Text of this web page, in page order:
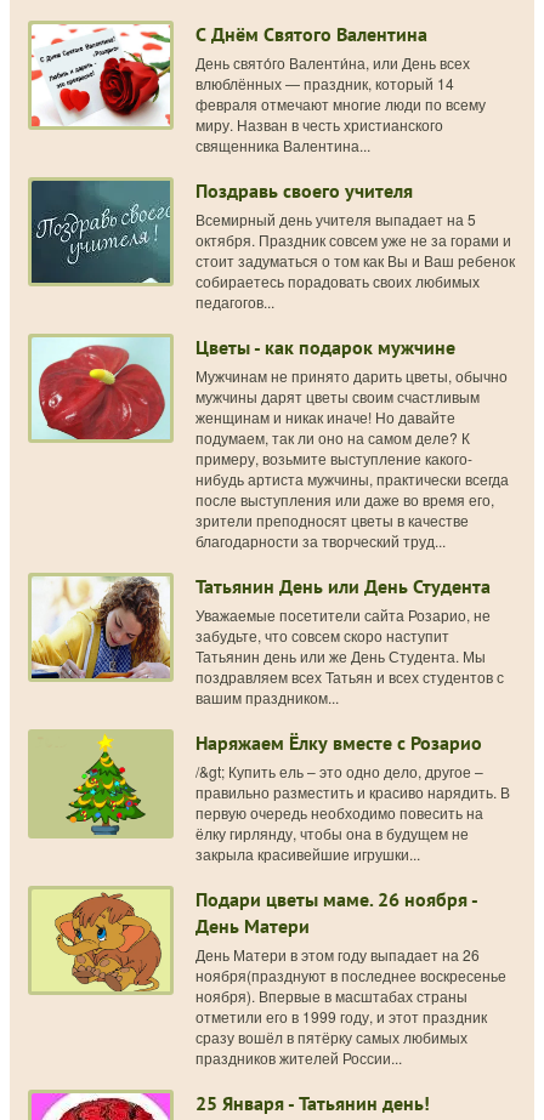
С Днём Святого Валентина
День свято́го Валенти́на, или День всех
влюблённых — праздник, который 14
февраля отмечают многие люди по всему
миру. Назван в честь христианского
священника Валентина...
Поздравь своего учителя
Всемирный день учителя выпадает на 5
октября. Праздник совсем уже не за горами и
стоит задуматься о том как Вы и Ваш ребенок
собираетесь порадовать своих любимых
педагогов...
Цветы - как подарок мужчине
Мужчинам не принято дарить цветы, обычно
мужчины дарят цветы своим счастливым
женщинам и никак иначе! Но давайте
подумаем, так ли оно на самом деле? К
примеру, возьмите выступление какого-
нибудь артиста мужчины, практически всегда
после выступления или даже во время его,
зрители преподносят цветы в качестве
благодарности за творческий труд...
Татьянин День или День Студента
Уважаемые посетители сайта Розарио, не
забудьте, что совсем скоро наступит
Татьянин день или же День Студента. Мы
поздравляем всех Татьян и всех студентов с
вашим праздником...
Наряжаем Ёлку вместе с Розарио
/&gt; Купить ель – это одно дело, другое –
правильно разместить и красиво нарядить. В
первую очередь необходимо повесить на
ёлку гирлянду, чтобы она в будущем не
закрыла красивейшие игрушки...
Подари цветы маме. 26 ноября -
День Матери
День Матери в этом году выпадает на 26
ноября(празднуют в последнее воскресенье
ноября). Впервые в масштабах страны
отметили его в 1999 году, и этот праздник
сразу вошёл в пятёрку самых любимых
праздников жителей России...
25 Января - Татьянин день!